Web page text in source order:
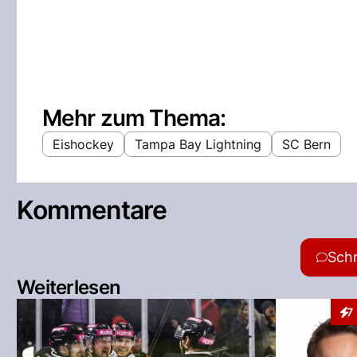
Mehr zum Thema:
Eishockey Tampa Bay Lightning SC Bern
Kommentare
Weiterlesen
7